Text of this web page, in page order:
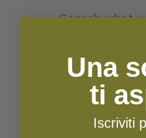
Search what
Una
ti
Iscriviti